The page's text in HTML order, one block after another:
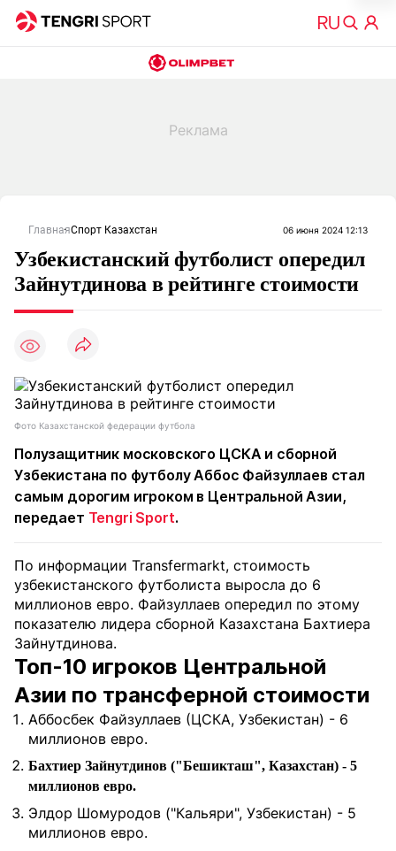
ГлавнаяСпорт Казахстан 06 июня 2024 12:13
Узбекистанский футболист опередил
Зайнутдинова в рейтинге стоимости
Фото Казахстанской федерации футбола
Полузащитник московского ЦСКА и сборной
Узбекистана по футболу Аббос Файзуллаев стал
самым дорогим игроком в Центральной Азии,
передает Tengri Sport.
По информации Transfermarkt, стоимость
узбекистанского футболиста выросла до 6
миллионов евро. Файзуллаев опередил по этому
показателю лидера сборной Казахстана Бахтиера
Зайнутдинова.
Топ-10 игроков Центральной
Азии по трансферной стоимости
Аббосбек Файзуллаев (ЦСКА, Узбекистан) - 6
миллионов евро.
Бахтиер Зайнутдинов ("Бешикташ", Казахстан) - 5
миллионов евро.
Элдор Шомуродов ("Кальяри", Узбекистан) - 5
миллионов евро.